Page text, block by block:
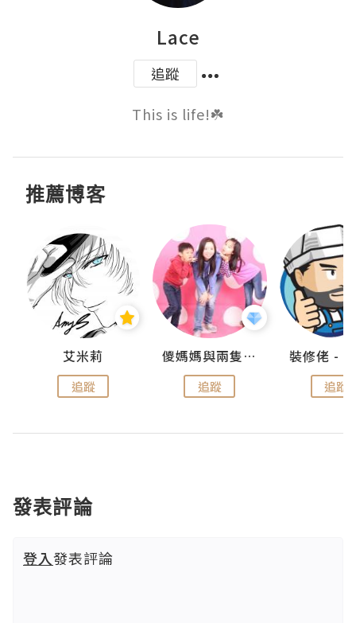
Lace
追蹤
This is life!☘️
推薦博客
艾米莉
追蹤
儍媽媽與兩隻小魔怪之家
追蹤 追蹤
發表評論
登入發表評論